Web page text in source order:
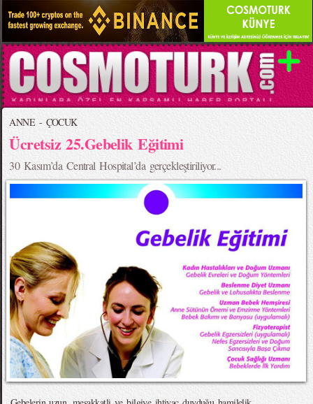
ANNE - ÇOCUK
Ücretsiz 25.Gebelik Eğitimi
30 Kasım’da Central Hospital’da gerçekleştiriliyor...